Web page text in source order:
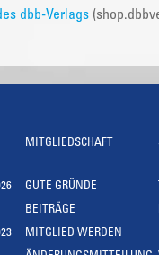
dbb-Verlags
MITGLIEDSCHAFT
GUTE GRÜNDE
BEITRÄGE
MITGLIED WERDEN